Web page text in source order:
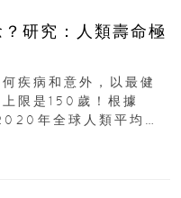
？研究：人類壽命極
疾病和意外，以最健
限是150歲！根據
年全球人類平均壽